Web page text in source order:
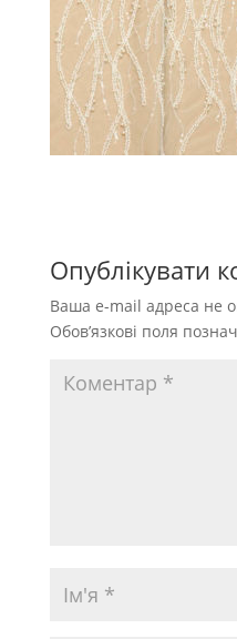
Опублікувати
Ваша e-mail адреса не
Обов’язкові поля